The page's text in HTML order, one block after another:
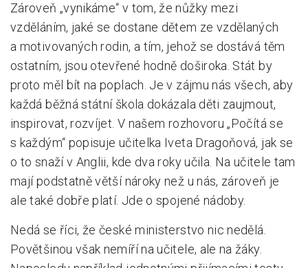
Zároveň „vynikáme“ v tom, že nůžky mezi
vzděláním, jaké se dostane dětem ze vzdělaných
a motivovaných rodin, a tím, jehož se dostává těm
ostatním, jsou otevřené hodně doširoka. Stát by
proto měl bít na poplach. Je v zájmu nás všech, aby
každá běžná státní škola dokázala děti zaujmout,
inspirovat, rozvíjet. V našem rozhovoru „Počítá se
s každým“ popisuje učitelka Iveta Dragoňová, jak se
o to snaží v Anglii, kde dva roky učila. Na učitele tam
mají podstatně větší nároky než u nás, zároveň je
ale také dobře platí. Jde o spojené nádoby.
Nedá se říci, že české ministerstvo nic nedělá.
Povětšinou však nemíří na učitele, ale na žáky.